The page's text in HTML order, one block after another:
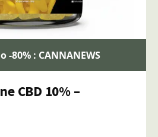
-80% : CANNANEWS
CBD 10% –